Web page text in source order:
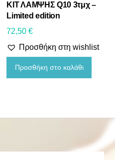
ΚΙΤ ΛΑΜΨΗΣ Q10 3τμχ –
Limited edition
72,50€
Προσθήκη στη wishlist
Προσθήκη στο καλάθι